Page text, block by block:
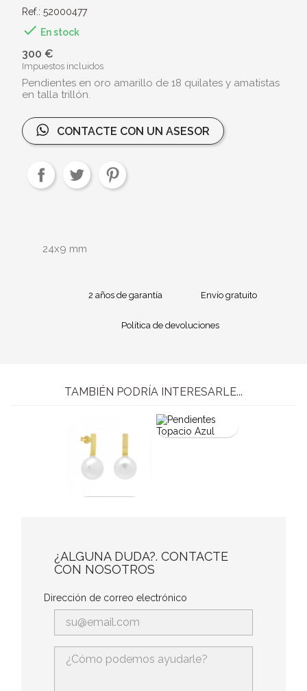
Ref.: 52000477
 En stock
300 €
Impuestos incluidos
Pendientes en oro amarillo de 18 quilates y amatistas
en talla trillón.
CONTACTE CON UN ASESOR
24x9 mm
2 años de garantía Envío gratuito
Política de devoluciones
TAMBIÉN PODRÍA INTERESARLE...
¿ALGUNA DUDA?. CONTACTE
CON NOSOTROS
Dirección de correo electrónico